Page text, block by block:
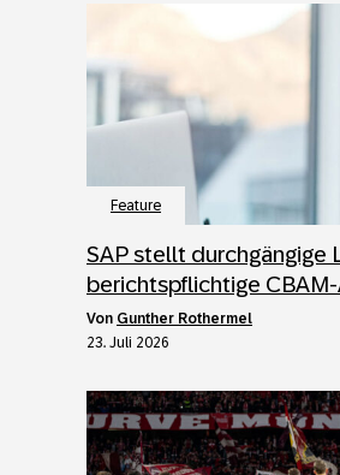
Feature
SAP stellt durchgängige
berichtspflichtige
von Gunther Rothermel
23. Juli 2026